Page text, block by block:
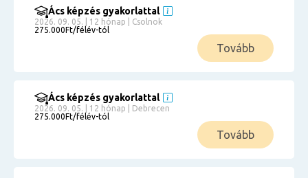
Ács képzés gyakorlattal
2026. 09. 05. | 12 hónap | Csolnok
275.000Ft/félév-tól
Tovább
Ács képzés gyakorlattal
2026. 09. 05. | 12 hónap | Debrecen
275.000Ft/félév-tól
Tovább